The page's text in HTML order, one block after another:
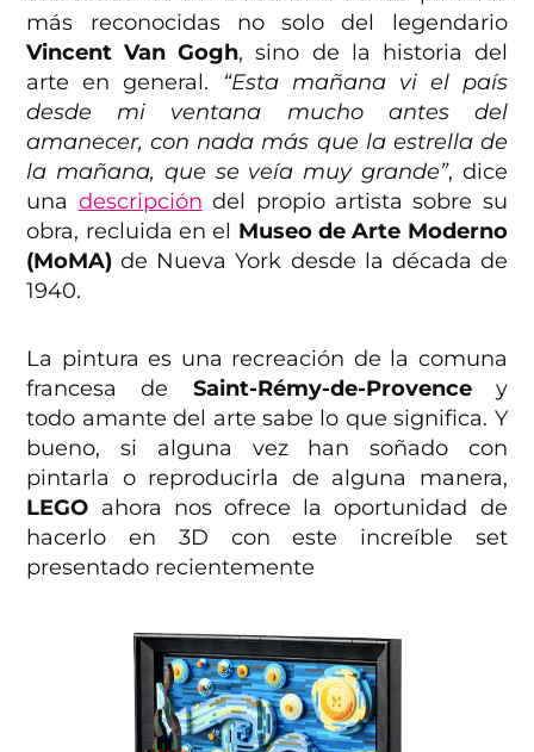
más reconocidas no solo del legendario
Vincent Van Gogh, sino de la historia del
arte en general.
“Esta mañana vi el país
desde mi ventana mucho antes del
amanecer, con nada más que la estrella de
la mañana, que se veía muy grande”, dice
una descripción del propio artista sobre su
obra, recluida en el Museo de Arte Moderno
(MoMA) de Nueva York desde la década de
1940.
La pintura es una recreación de la comuna
francesa de Saint-Rémy-de-Provencey
todo amante del arte sabe lo que significa. Y
bueno, si alguna vez han soñado con
pintarla o reproducirla de alguna manera,
LEGO ahora nos ofrece la oportunidad de
hacerlo en 3D con este increíble set
presentado recientemente